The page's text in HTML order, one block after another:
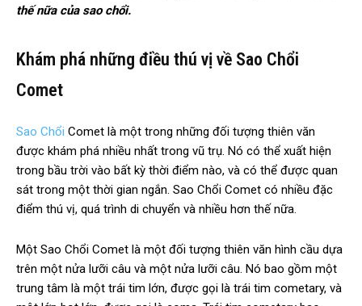
thế nữa của sao chổi.
Khám phá những điều thú vị về Sao Chổi
Comet
Sao Chổi Comet là một trong những đối tượng thiên văn
được khám phá nhiều nhất trong vũ trụ. Nó có thể xuất hiện
trong bầu trời vào bất kỳ thời điểm nào, và có thể được quan
sát trong một thời gian ngắn. Sao Chổi Comet có nhiều đặc
điểm thú vị, quá trình di chuyển và nhiều hơn thế nữa.
Một Sao Chổi Comet là một đối tượng thiên văn hình cầu dựa
trên một nửa lưỡi câu và một nửa lưỡi câu. Nó bao gồm một
trung tâm là một trái tim lớn, được gọi là trái tim cometary, và